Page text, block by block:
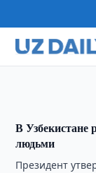
Президенту
В Узбекистане
людьми
Президент